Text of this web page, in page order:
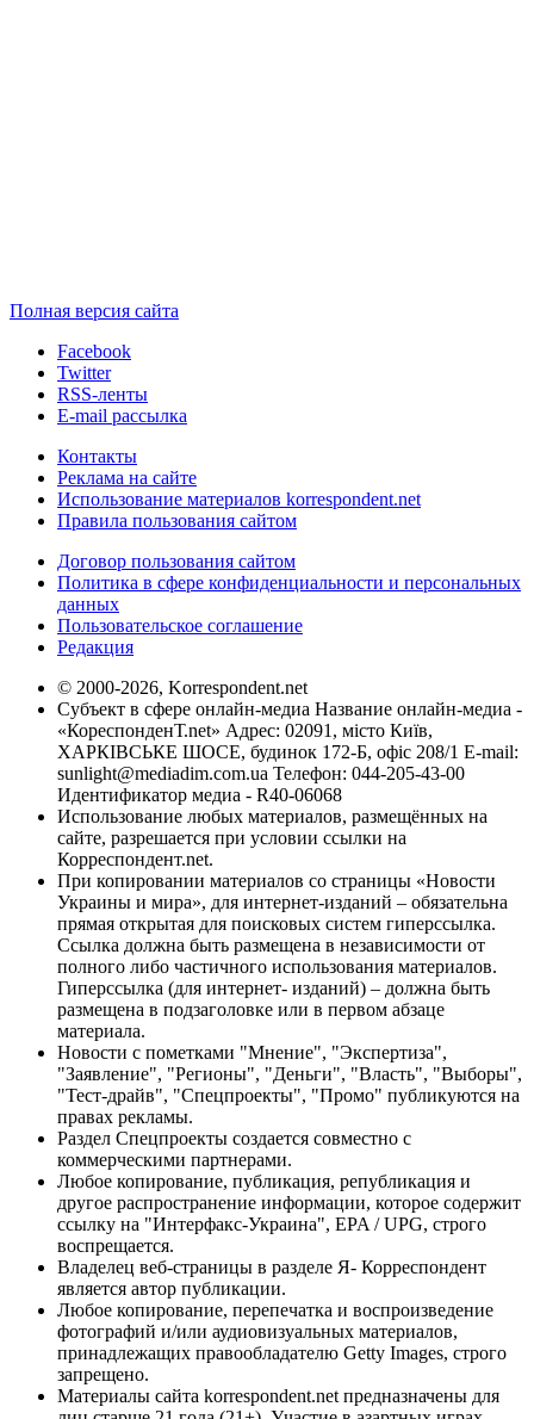
Полная версия сайта
Facebook
Twitter
RSS-ленты
E-mail рассылка
Контакты
Реклама на сайте
Использование материалов korrespondent.net
Правила пользования сайтом
Договор пользования сайтом
Политика в сфере конфиденциальности и персональных
данных
Пользовательское соглашение
Редакция
© 2000-2026, Korrespondent.net
Субъект в сфере онлайн-медиа Название онлайн-медиа -
«КореспонденТ.net» Адрес: 02091, місто Київ,
ХАРКІВСЬКЕ ШОСЕ, будинок 172-Б, офіс 208/1 E-mail:
sunlight@mediadim.com.ua Телефон: 044-205-43-00
Идентификатор медиа - R40-06068
Использование любых материалов, размещённых на
сайте, разрешается при условии ссылки на
Корреспондент.net.
При копировании материалов со страницы «Новости
Украины и мира», для интернет-изданий – обязательна
прямая открытая для поисковых систем гиперссылка.
Ссылка должна быть размещена в независимости от
полного либо частичного использования материалов.
Гиперссылка (для интернет- изданий) – должна быть
размещена в подзаголовке или в первом абзаце
материала.
Новости с пометками "Мнение", "Экспертиза",
"Заявление", "Регионы", "Деньги", "Власть", "Выборы",
"Тест-драйв", "Спецпроекты", "Промо" публикуются на
правах рекламы.
Раздел Спецпроекты создается совместно с
коммерческими партнерами.
Любое копирование, публикация, републикация и
другое распространение информации, которое содержит
ссылку на "Интерфакс-Украина", EPA / UPG, строго
воспрещается.
Владелец веб-страницы в разделе Я- Корреспондент
является автор публикации.
Любое копирование, перепечатка и воспроизведение
фотографий и/или аудиовизуальных материалов,
принадлежащих правообладателю Getty Images, строго
запрещено.
Материалы сайта korrespondent.net предназначены для